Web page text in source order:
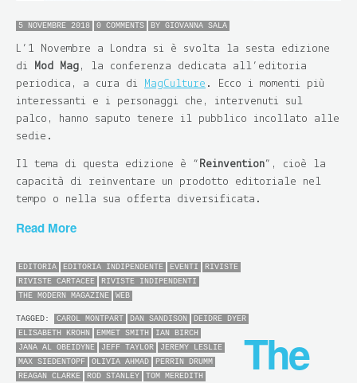
5 NOVEMBRE 2018 0 COMMENTS BY GIOVANNA SALA
L’1 Novembre a Londra si è svolta la sesta edizione
di Mod Mag , la conferenza dedicata all’editoria
periodica, a cura di MagCulture . Ecco i momenti più
interessanti e i personaggi che, intervenuti sul
palco, hanno saputo tenere il pubblico incollato alle
sedie.
Il tema di questa edizione è “ Reinvention”, cioè la
capacità di reinventare un prodotto editoriale nel
tempo o nella sua offerta diversificata.
Read More
EDITORIA EDITORIA INDIPENDENTE EVENTI
RIVISTE
RIVISTE CARTACEE
RIVISTE INDIPENDENTI
THE MODERN MAGAZINE
WEB
TAGGED: CAROL MONTPART DAN SANDISON
DEIDRE DYER
ELISABETH KROHN
EMMET SMITH
IAN BIRCH
JANA AL OBEIDYNE
JEFF TAYLOR
JEREMY LESLIE
MAX SIEDENTOPF
OLIVIA AHMAD
PERRIN DRUMM
REAGAN CLARKE
ROD STANLEY
TOM MEREDITH
The